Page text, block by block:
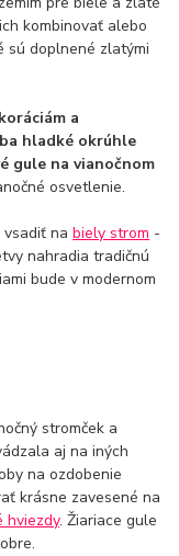
kombinovať alebo
sú doplnené zlatými
a
hladké okrúhle
gule na vianočnom
osvetlenie.
vsadiť nabiely strom -
nahradia tradičnú
bude v modernom
stromček a
aj na iných
na ozdobenie
krásne zavesené na
hviezdy. Žiariace gule